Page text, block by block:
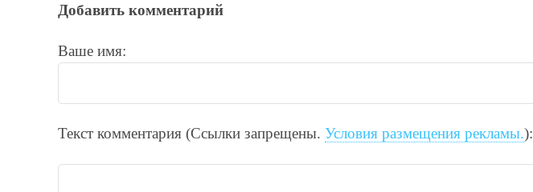
Добавить комментарий
Ваше имя:
Текст комментария (Ссылки запрещены. Условия размещения рекламы.):